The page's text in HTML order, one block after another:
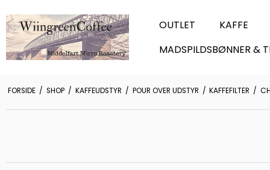
OUTLET
KAFFE
MADSPILDSBØNNER &
FORSIDE / SHOP / KAFFEUDSTYR / POUR OVER UDSTYR / KAFFEFILTER /